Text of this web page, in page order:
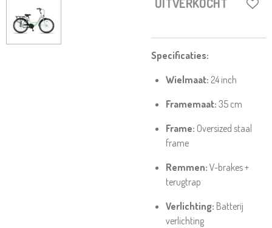
Specificaties:
Wielmaat: 24 inch
Framemaat: 35 cm
Frame: Oversized staal
frame
Remmen: V-brakes +
terugtrap
Verlichting: Batterij
verlichting